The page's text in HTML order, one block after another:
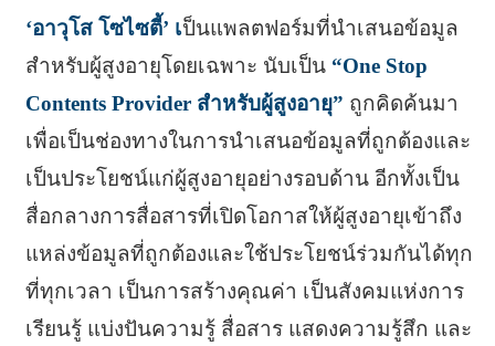
‘อาวุโส โซไซตี้’ เป็นแพลตฟอร์มที่นำเสนอข้อมูล
สำหรับผู้สูงอายุโดยเฉพาะ นับเป็น “One Stop
Contents Provider สำหรับผู้สูงอายุ” ถูกคิดค้นมา
เพื่อเป็นช่องทางในการนำเสนอข้อมูลที่ถูกต้องและ
เป็นประโยชน์แก่ผู้สูงอายุอย่างรอบด้าน อีกทั้งเป็น
สื่อกลางการสื่อสารที่เปิดโอกาสให้ผู้สูงอายุเข้าถึง
แหล่งข้อมูลที่ถูกต้องและใช้ประโยชน์ร่วมกันได้ทุก
ที่ทุกเวลา เป็นการสร้างคุณค่า เป็นสังคมแห่งการ
เรียนรู้ แบ่งปันความรู้ สื่อสาร แสดงความรู้สึก และ